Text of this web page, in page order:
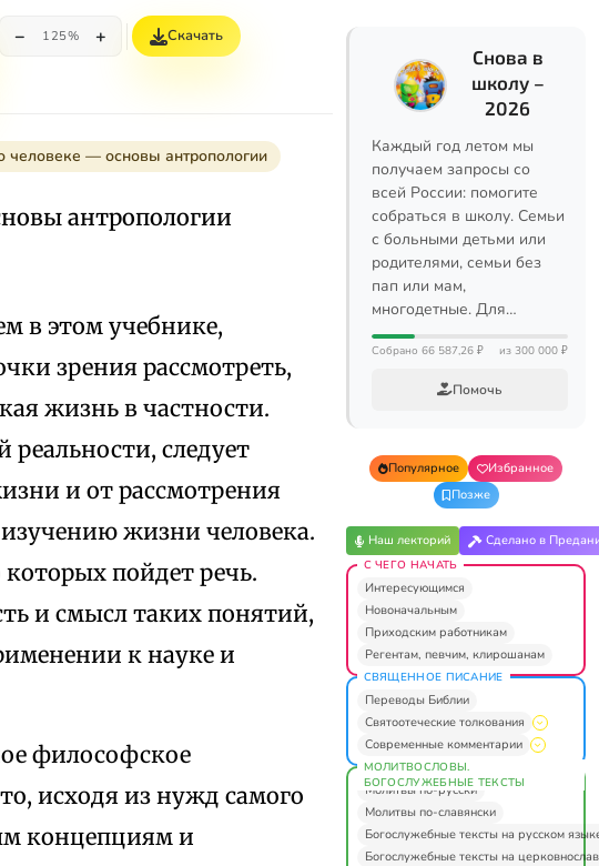
− 125% + Скачать
человеке — основы антропологии
антропологии
в этом учебнике,
зрения рассмотреть,
жизнь в частности.
следует
и от рассмотрения
жизни человека.
пойдет речь.
и смысл таких понятий,
к науке и
философское
исходя из нужд самого
концепциям и
Снова в
школу –
2026
Каждый год летом мы
получаем запросы со
всей России: помогите
собраться в школу. Семьи
с больными детьми или
родителями, семьи без
пап или мам,
многодетные. Для…
Собрано 66 587,26 ₽ из 300 000 ₽
Помочь
Популярное
Избранное
Позже
Наш лекторий Сделано в
С ЧЕГО НАЧАТЬ
Интересующимся
Новоначальным
Приходским работникам
Регентам, певчим, клирошанам
СВЯЩЕННОЕ ПИСАНИЕ
Переводы Библии
Святоотеческие толкования
Современные комментарии
МОЛИТВОСЛОВЫ.
БОГОСЛУЖЕБНЫЕ ТЕКСТЫ
Молитвы по-русски
Молитвы по-славянски
Богослужебные тексты на русском
Богослужебные тексты на